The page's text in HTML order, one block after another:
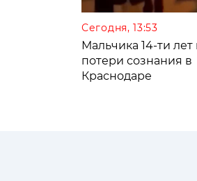
Сегодня, 13:53
Мальчика 14-ти
потери сознания в
Краснодаре